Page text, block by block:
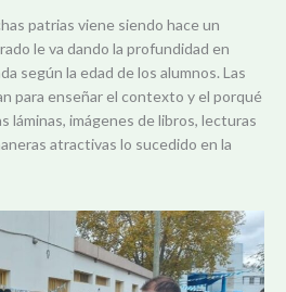
patrias viene siendo hace un
le va dando la profundidad en
según la edad de los alumnos. Las
para enseñar el contexto y el porqué
láminas, imágenes de libros, lecturas
atractivas lo sucedido en la